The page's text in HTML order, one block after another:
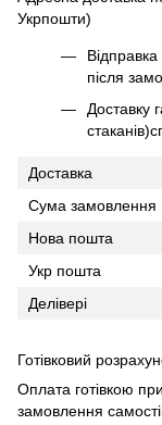
Укрпошти)
після
Доставку
Доставка
Сума замовлення
Нова пошта
Укр пошта
Делівері
Готівковий
Оплата готівкою
замовлення